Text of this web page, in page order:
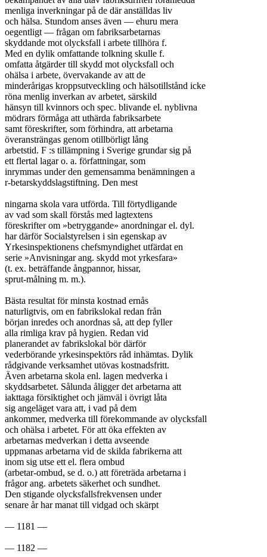
menliga inverkningar på de där anställdas liv
och hälsa. Stundom anses även — ehuru mera
oegentligt — frågan om fabriksarbetarnas
skyddande mot olycksfall i arbete tillhöra f.
Med en dylik omfattande tolkning skulle f.
omfatta åtgärder till skydd mot olycksfall och
ohälsa i arbete, övervakande av att de
minderårigas kroppsutveckling och hälsotillstånd icke
röna menlig inverkan av arbetet, särskild
hänsyn till kvinnors och spec. blivande el. nyblivna
mödrars förmåga att uthärda fabriksarbete
samt föreskrifter, som förhindra, att arbetarna
överansträngas genom otillbörligt lång
arbetstid. F :s tillämpning i Sverige grundar sig på
ett flertal lagar o. a. författningar, som
inrymmas under den gemensamma benämningen a
r-betarskyddslagstiftning. Den mest
ningarna skola vara utförda. Till förtydligande
av vad som skall förstås med lagtextens
föreskrifter om »betryggande» anordningar el. dyl.
har därför Socialstyrelsen i sin egenskap av
Yrkesinspektionens chefsmyndighet utfärdat en
serie »Anvisningar ang. skydd mot yrkesfara»
(t. ex. beträffande ångpannor, hissar,
sprut-målning m. m.).
Bästa resultat för minsta kostnad ernås
naturligtvis, om en fabrikslokal redan från
början inredes och anordnas så, att dep fyller
alla rimliga krav på hygien. Redan vid
planerandet av fabrikslokal bör därför
vederbörande yrkesinspektörs råd inhämtas. Dylik
rådgivande verksamhet utövas kostnadsfritt.
Även arbetarna skola enl. lagen medverka i
skyddsarbetet. Sålunda åligger det arbetarna att
iakttaga försiktighet och jämväl i övrigt låta
sig angeläget vara att, i vad på dem
ankommer, medverka till förekommande av olycksfall
och ohälsa i arbetet. För att öka effekten av
arbetarnas medverkan i detta avseende
uppmanas arbetarna vid de skilda fabrikerna att
inom sig utse ett el. flera ombud
(arbetar-ombud, se d. o.) att företräda arbetarna i
frågor ang. arbetets säkerhet och sundhet.
Den stigande olycksfallsfrekvensen under
senare år har manat till vidgad och skärpt
— 1181 —